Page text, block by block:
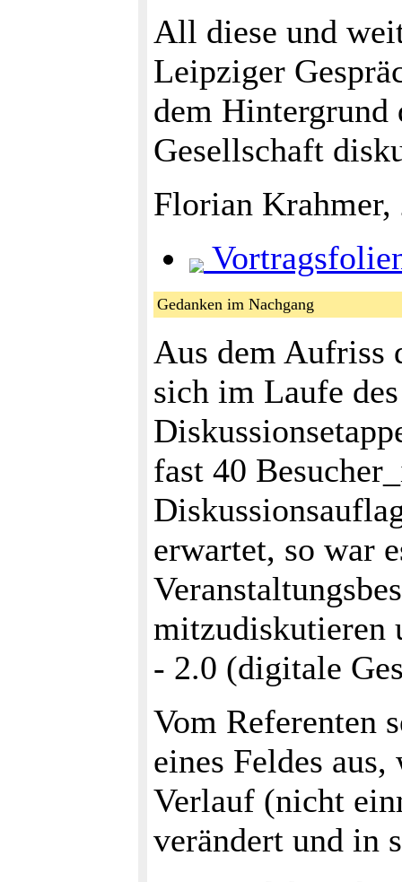
All diese und
Leipziger
dem Hintergrund
Gesellschaft
Florian Krahmer,
Gedanken im Nachgang
Aus dem Aufriss
sich im Laufe
fast 40
erwartet, so war
mitzudiskutieren
- 2.0 (digitale
Vom Referenten
eines Feldes
Verlauf (nicht
verändert und in